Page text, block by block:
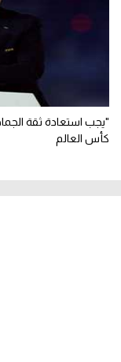
"يجب استعادة ثقة
كأس العالم